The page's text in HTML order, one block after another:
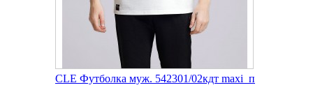
CLE Футболка муж. 542301/02кдт maxi_п